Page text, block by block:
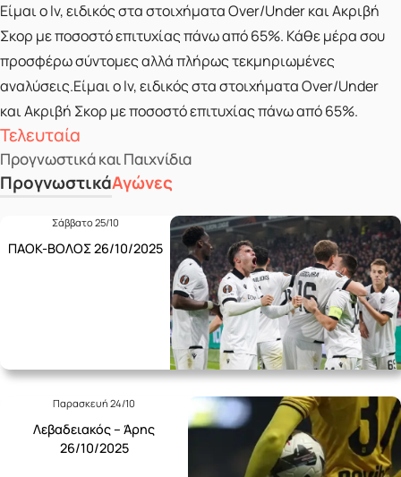
Τελευταία
Προγνωστικά και Παιχνίδια
ΠρογνωστικάΑγώνες
Σάββατο 25/10
ΠΑΟΚ-ΒΟΛΟΣ 26/10/2025
Παρασκευή 24/10
Λεβαδειακός – Άρης
26/10/2025
Είμαι ο lv, ειδικός στα στοιχήματα Over/Under και Ακριβή
Σκορ με ποσοστό επιτυχίας πάνω από 65%. Κάθε μέρα σου
προσφέρω σύντομες αλλά πλήρως τεκμηριωμένες
αναλύσεις.Είμαι ο lv, ειδικός στα στοιχήματα Over/Under
και Ακριβή Σκορ με ποσοστό επιτυχίας πάνω από 65%.